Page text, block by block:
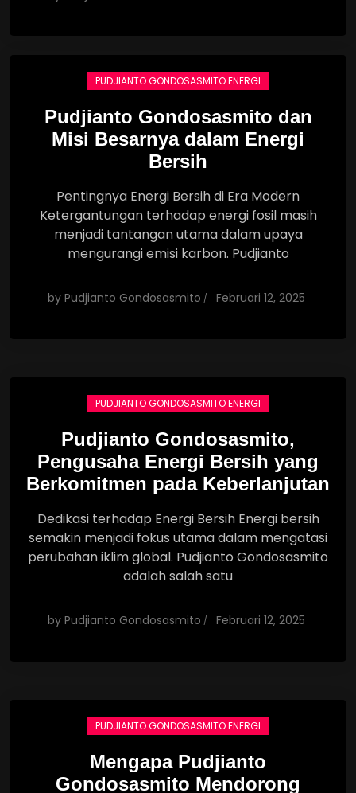
PUDJIANTO GONDOSASMITO ENERGI
Pudjianto Gondosasmito dan
Misi Besarnya dalam Energi
Bersih
Pentingnya Energi Bersih di Era Modern
Ketergantungan terhadap energi fosil masih
menjadi tantangan utama dalam upaya
mengurangi emisi karbon. Pudjianto
by Pudjianto Gondosasmito Februari 12, 2025
PUDJIANTO GONDOSASMITO ENERGI
Pudjianto Gondosasmito,
Pengusaha Energi Bersih yang
Berkomitmen pada Keberlanjutan
Dedikasi terhadap Energi Bersih Energi bersih
semakin menjadi fokus utama dalam mengatasi
perubahan iklim global. Pudjianto Gondosasmito
adalah salah satu
by Pudjianto Gondosasmito Februari 12, 2025
PUDJIANTO GONDOSASMITO ENERGI
Mengapa Pudjianto
Gondosasmito Mendorong